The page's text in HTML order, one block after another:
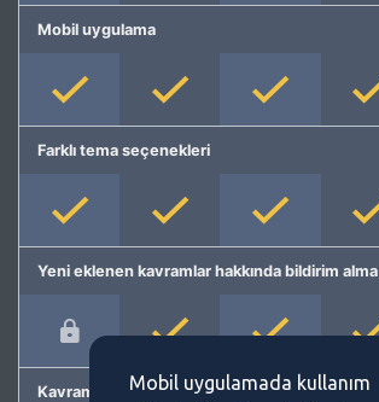
Mobil uygulama
Farklı tema seçenekleri
Yeni eklenen kavramlar hakkında bildirim alma
Kavram önermeMobil uygulamada kullanım